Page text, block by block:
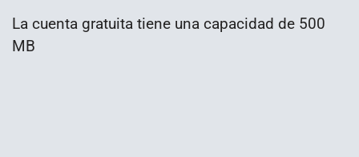
La cuenta gratuita tiene una capacidad de 500
MB